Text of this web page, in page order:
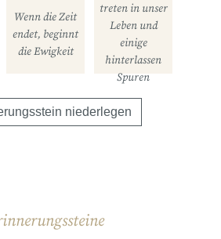
Wenn die Zeit
endet, beginnt
die Ewigkeit
treten in unser
Leben und
einige
hinterlassen
Spuren